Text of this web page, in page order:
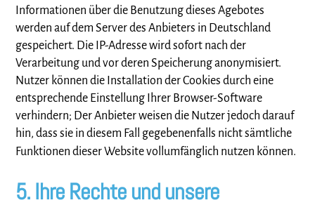
Informationen über die Benutzung dieses Agebotes
werden auf dem Server des Anbieters in Deutschland
gespeichert. Die IP-Adresse wird sofort nach der
Verarbeitung und vor deren Speicherung anonymisiert.
Nutzer können die Installation der Cookies durch eine
entsprechende Einstellung Ihrer Browser-Software
verhindern; Der Anbieter weisen die Nutzer jedoch darauf
hin, dass sie in diesem Fall gegebenenfalls nicht sämtliche
Funktionen dieser Website vollumfänglich nutzen können.
5. Ihre Rechte und unsere